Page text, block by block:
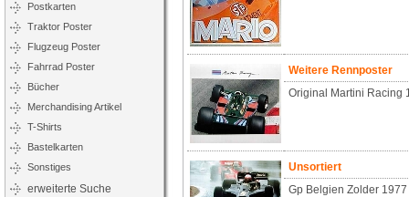
Postkarten
Traktor Poster
Flugzeug Poster
Fahrrad Poster
Bücher
Merchandising Artikel
T-Shirts
Bastelkarten
Sonstiges
erweiterte Suche
Weitere Rennposter
Original Martini Racing
Unsortiert
Gp Belgien Zolder